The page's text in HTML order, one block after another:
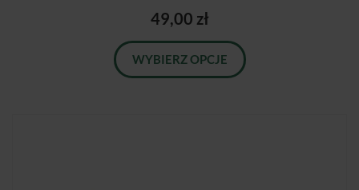
49,00 zł
WYBIERZ OPCJE